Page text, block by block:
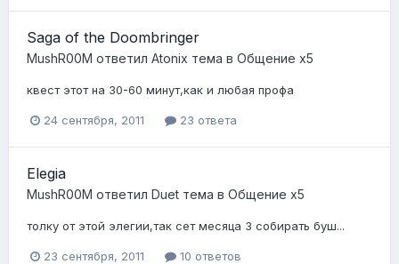
Saga of the Doombringer
MushR00M ответил Atonix тема в Общение x5
квест этот на 30-60 минут,как и любая профа
24 сентября, 2011 23 ответа
Elegia
MushR00M ответил Duet тема в Общение x5
толку от этой элегии,так сет месяца 3 собирать буш...
23 сентября, 2011 10 ответов